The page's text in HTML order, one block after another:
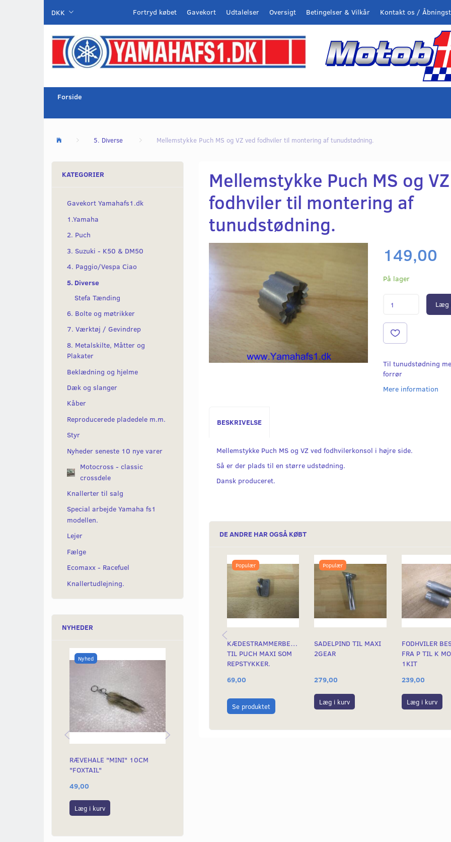
DKK Kontakt os /
Betingelser & Vilkår
Oversigt
Udtalelser
Gavekort
Fortryd købet
Forside
5. Diverse Mellemstykke Puch MS og VZ ved fodhviler til montering af tunudstødning.
KATEGORIER
Gavekort Yamahafs1.dk
1.Yamaha
2. Puch
3. Suzuki - K50 & DM50
4. Paggio/Vespa Ciao
5. Diverse
Stefa Tænding
6. Bolte og møtrikker
7. Værktøj / Gevindrep
8. Metalskilte, Måtter og
Plakater
Beklædning og hjelme
Dæk og slanger
Kåber
Reproducerede pladedele m.m.
Styr
Nyheder seneste 10 nye varer
Motocross - classic
crossdele
Knallerter til salg
Special arbejde Yamaha fs1
modellen.
Lejer
Fælge
Ecomaxx - Racefuel
Knallertudlejning.
NYHEDER
Nyhed
RÆVEHALE "MINI" 10CM
"FOXTAIL"
49,00
Læg i kurv
Mellemstykke Puch MS og
fodhviler til montering af
tunudstødning.
149,00
På lager
Læg
Til tunudstødning
forrør
Mere information
BESKRIVELSE
Mellemstykke Puch MS og VZ ved fodhvilerkonsol i højre side.
Så er der plads til en større udstødning.
Dansk produceret.
DE ANDRE HAR OGSÅ KØBT
Populær
KÆDESTRAMMERBESLAG
TIL PUCH MAXI SOM
REPSTYKKER.
69,00
Se produktet
Populær
SADELPIND TIL MAXI
2GEAR
279,00
Læg i kurv
FODHVILER
FRA P TIL K
1KIT
239,00
Læg i kurv